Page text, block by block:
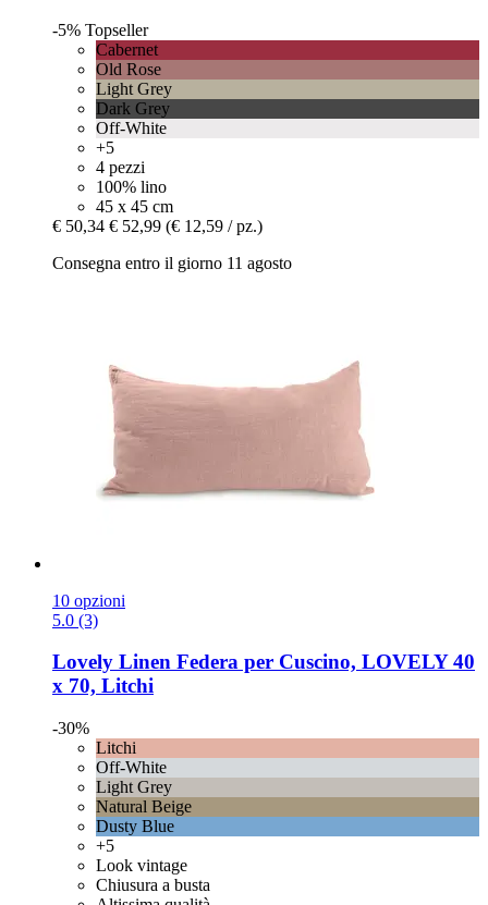
-5% Topseller
Cabernet
Old Rose
Light Grey
Dark Grey
Off-White
+5
4 pezzi
100% lino
45 x 45 cm
€ 50,34 € 52,99 (€ 12,59 / pz.)
Consegna entro il giorno 11 agosto
10 opzioni
5.0 (3)
Lovely Linen Federa per Cuscino, LOVELY 40
x 70, Litchi
-30%
Litchi
Off-White
Light Grey
Natural Beige
Dusty Blue
+5
Look vintage
Chiusura a busta